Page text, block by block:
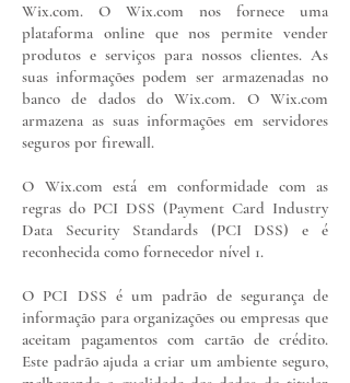
Wix.com. O Wix.com nos fornece uma
plataforma online que nos permite vender
produtos e serviços para nossos clientes. As
suas informações podem ser armazenadas no
banco de dados do Wix.com. O Wix.com
armazena as suas informações em servidores
seguros por firewall.
O Wix.com está em conformidade com as
regras do PCI DSS (Payment Card Industry
Data Security Standards (PCI DSS) e é
reconhecida como fornecedor nível 1.
O PCI DSS é um padrão de segurança de
informação para organizações ou empresas que
aceitam pagamentos com cartão de crédito.
Este padrão ajuda a criar um ambiente seguro,